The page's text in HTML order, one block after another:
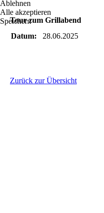
Tour zum Grillabend
Datum:
28.06.2025
Zurück zur Übersicht
Ablehnen
Alle akzeptieren
Speichern